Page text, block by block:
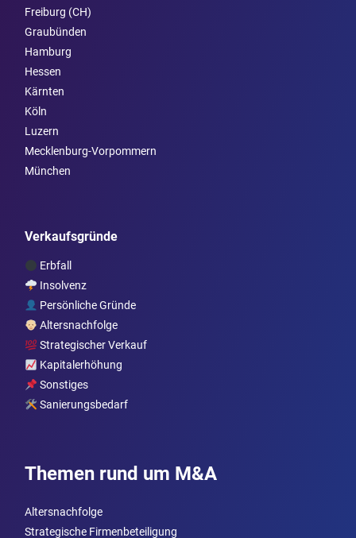
Freiburg (CH)
Graubünden
Hamburg
Hessen
Kärnten
Köln
Luzern
Mecklenburg-Vorpommern
München
Verkaufsgründe
Erbfall
Insolvenz
Persönliche Gründe
Altersnachfolge
Strategischer Verkauf
Kapitalerhöhung
Sonstiges
Sanierungsbedarf
Themen rund um M&A
Altersnachfolge
Strategische Firmenbeteiligung